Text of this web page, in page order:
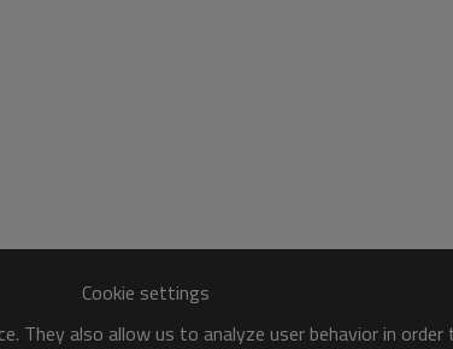
Cookie settings
They also allow us to analyze user behavior in